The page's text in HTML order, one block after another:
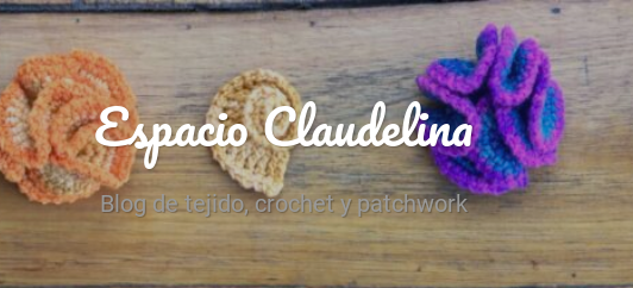
Espacio Claudelina
Blog de tejido, crochet y patchwork